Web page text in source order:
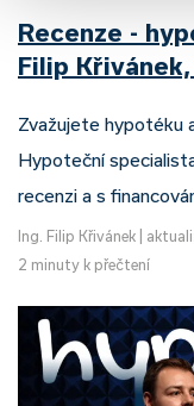
Recenze -
Filip
Zvažujete hypotéku
Hypoteční
recenzi a s
Ing. Filip Křivánek
2 minuty k přečtení